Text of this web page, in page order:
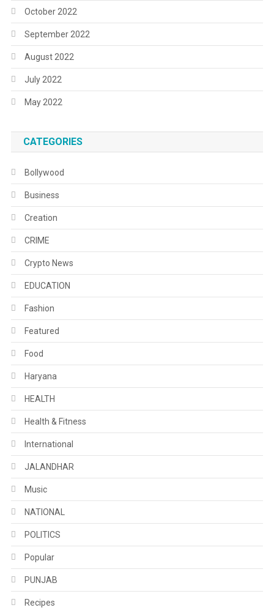
October 2022
September 2022
August 2022
July 2022
May 2022
CATEGORIES
Bollywood
Business
Creation
CRIME
Crypto News
EDUCATION
Fashion
Featured
Food
Haryana
HEALTH
Health & Fitness
International
JALANDHAR
Music
NATIONAL
POLITICS
Popular
PUNJAB
Recipes